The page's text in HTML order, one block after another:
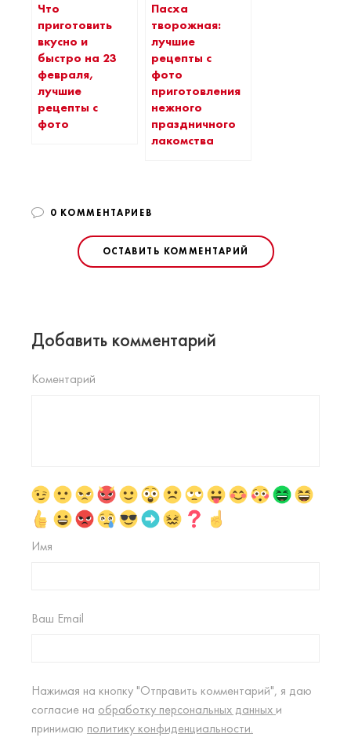
Что
приготовить
вкусно и
быстро на 23
февраля,
лучшие
рецепты с
фото
Пасха
творожная:
лучшие
рецепты с
фото
приготовления
нежного
праздничного
лакомства
0 КОММЕНТАРИЕВ
ОСТАВИТЬ КОММЕНТАРИЙ
Добавить комментарий
Коментарий
Имя
Ваш Email
Нажимая на кнопку "Отправить комментарий", я даю
согласие на обработку персональных данных и
принимаю политику конфиденциальности.